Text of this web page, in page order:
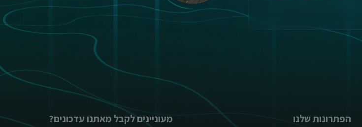
הפתרונות שלנו מעוניינים לקבל מאתנו עדכונים?